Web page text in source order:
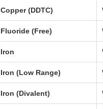
Copper (DDTC)
Fluoride (Free)
Iron
Iron (Low Range)
Iron (Divalent)